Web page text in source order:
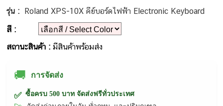
รุ่น :
Roland XPS-10X คีย์บอร์ดไฟฟ้า Electronic Keyboard
สี :
สถานะสินค้า :มีสินค้าพร้อมส่ง
🚚 การจัดส่ง
✅ ซื้อครบ 500 บาท จัดส่งฟรีทั่วประเทศ